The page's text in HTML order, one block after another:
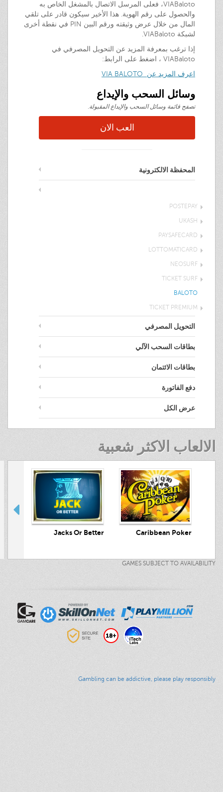
VIABaloto، فعلى المرسل الاتصال بالمشغل الخاص به
والحصول على رقم الهوية. هذا الأخير سيكون قادر على تلقي
المال من خلال عرض وثيقته ورقم البين PIN في نقطة أخرى
لشبكة VIABaloto.
إذا ترغب بمعرفة المزيد عن التحويل المصرفي في
VIABaloto ، اضغط على الرابط:
اعرف المزيد عن VIA BALOTO
وسائل السحب والإيداع
تصفح قائمة وسائل السحب والإيداع المقبولة.
العب الان
المحفظة الالكترونية
POSTEPAY
UKASH
PAYSAFECARD
LOTTOMATICARD
NEOSURF
TICKET SURF
BALOTO
TICKET PREMIUM
التحويل المصرفي
بطاقات السحب الآلي
بطاقات الائتمان
دفع الفاتورة
عرض الكل
الالعاب الاكثر شعبية
Caribbean Poker
Jacks Or Better
GAMES SUBJECT TO AVAILABILITY
Gambling can be addictive, please play responsibly